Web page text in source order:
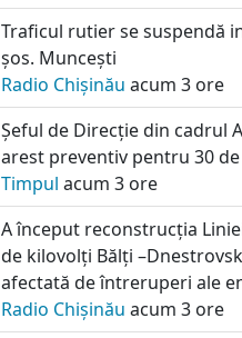
Traficul rutier se suspendă
șos. Muncești
Radio Chișinău acum 3 ore
Șeful de Direcție din cadrul
arest preventiv pentru 30
Timpul acum 3 ore
A început reconstrucția
de kilovolți Bălți
afectată de întreruperi ale
Radio Chișinău acum 3 ore